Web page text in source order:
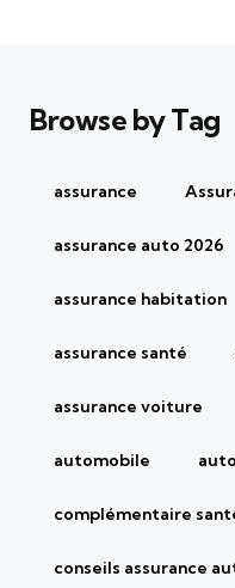
Browse by Tag
assurance
assurance auto 2026
assurance habitation
assurance santé
assurance voiture
automobile
complémentaire
conseils assurance